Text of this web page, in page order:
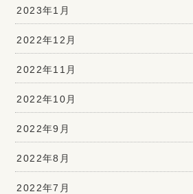
2023年1月
2022年12月
2022年11月
2022年10月
2022年9月
2022年8月
2022年7月